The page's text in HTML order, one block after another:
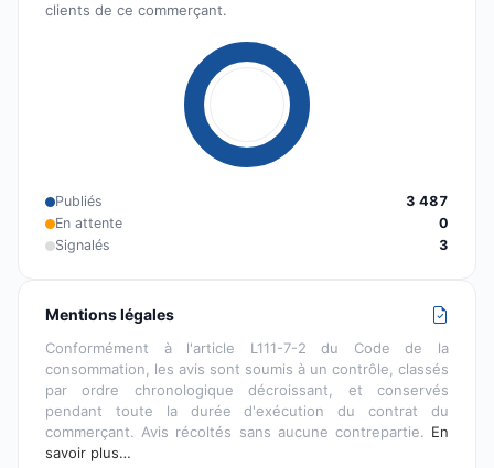
clients de ce commerçant.
Publiés
3 487
En attente
0
Signalés
3
Mentions légales
Conformément à l'article L111-7-2 du Code de la
consommation, les avis sont soumis à un contrôle, classés
par ordre chronologique décroissant, et conservés
pendant toute la durée d'exécution du contrat du
commerçant. Avis récoltés sans aucune contrepartie. En
savoir plus…